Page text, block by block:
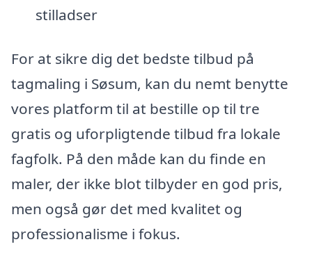
stilladser
For at sikre dig det bedste tilbud på
tagmaling i Søsum, kan du nemt benytte
vores platform til at bestille op til tre
gratis og uforpligtende tilbud fra lokale
fagfolk. På den måde kan du finde en
maler, der ikke blot tilbyder en god pris,
men også gør det med kvalitet og
professionalisme i fokus.